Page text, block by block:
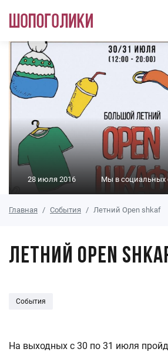
Перейти к основному содержанию
28 июля 2016 Мы в социальных
Главная События Летний Open shkaf
Летний Open
События
На выходных с 30 по 31 июля